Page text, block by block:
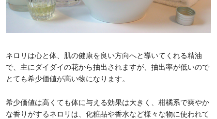
ネロリは心と体、肌の健康を良い方向へと導いてくれる精油
で、主にダイダイの花から抽出されますが、抽出率が低いので
とても希少価値が高い物になります。
希少価値は高くても体に与える効果は大きく、柑橘系で爽やか
な香りがするネロリは、化粧品や香水など様々な物に使われて